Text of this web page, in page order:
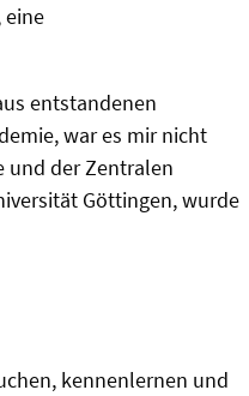
eine
entstandenen
war es mir nicht
und der Zentralen
Göttingen, wurde
kennenlernen und